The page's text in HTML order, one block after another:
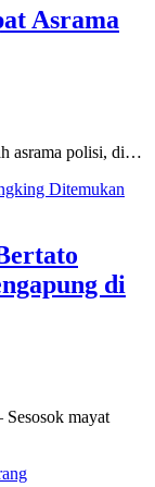
Asrama
asrama polisi, di…
di
mayat